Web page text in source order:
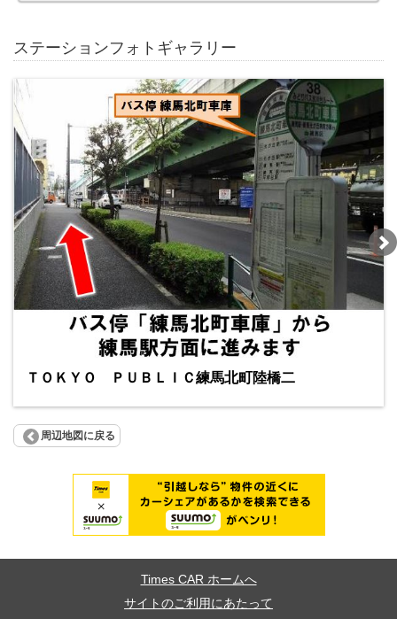
ステーションフォトギャラリー
ＴＯＫＹＯ ＰＵＢＬＩＣ練馬北町陸橋二
周辺地図に戻る
Times CAR ホームへ
サイトのご利用にあたって